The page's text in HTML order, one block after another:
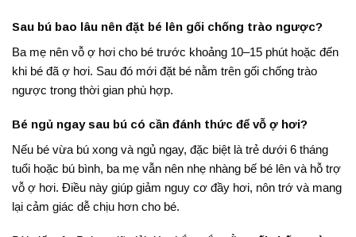
Sau bú bao lâu nên đặt bé lên gối chống trào ngược?
Ba mẹ nên vỗ ợ hơi cho bé trước khoảng 10–15 phút hoặc đến
khi bé đã ợ hơi. Sau đó mới đặt bé nằm trên gối chống trào
ngược trong thời gian phù hợp.
Bé ngủ ngay sau bú có cần đánh thức để vỗ ợ hơi?
Nếu bé vừa bú xong và ngủ ngay, đặc biệt là trẻ dưới 6 tháng
tuổi hoặc bú bình, ba mẹ vẫn nên nhẹ nhàng bế bé lên và hỗ trợ
vỗ ợ hơi. Điều này giúp giảm nguy cơ đầy hơi, nôn trớ và mang
lại cảm giác dễ chịu hơn cho bé.